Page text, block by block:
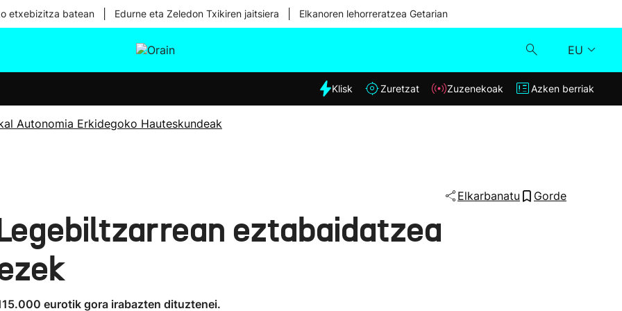
etxebizitza batean Edurne eta Zeledon Txikiren jaitsiera Elkanoren lehorreratzea Getarian
EU
Eguraldia
Klisk
Klisk Zuretzat Zuzenekoak Azken berriak
Autonomia Erkidegoko Hauteskundeak
Elkarbanatu Gorde
eztabaidatzea
eurotik gora irabazten dituztenei.